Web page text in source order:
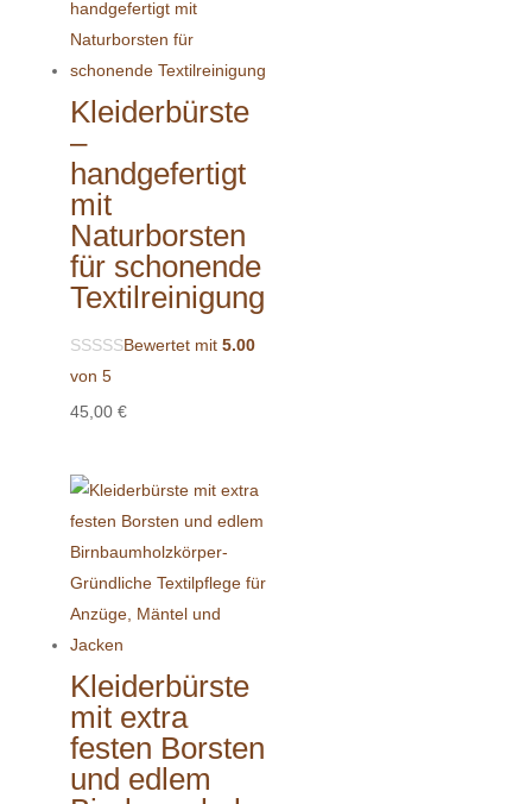
Kleiderbürste
–
handgefertigt
mit
Naturborsten
für schonende
Textilreinigung
Bewertet mit 5.00
von 5
45,00 €
Kleiderbürste
mit extra
festen Borsten
und edlem